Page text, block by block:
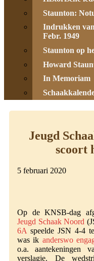
Staunton:
Indrukken
Febr. 1949
Staunton op
Howard
In Memoriam
Jeugd
scoort
5 februari 2020
Op de KNSB-dag
Jeugd Schaak Noord
6Aspeelde JSN 4-4
was ik anderswo
o.a. aantekeningen
verslagje. De